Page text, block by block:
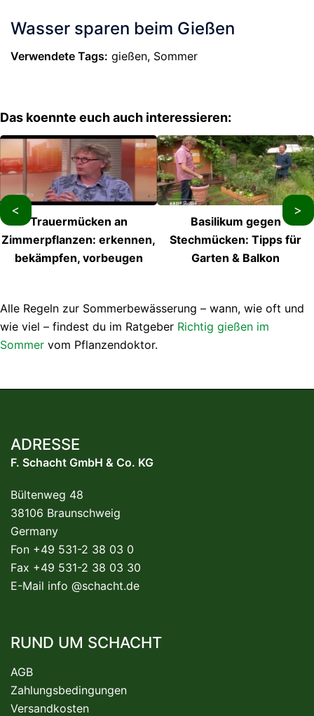
Wasser sparen beim Gießen
Verwendete Tags: gießen, Sommer
Das koennte euch auch interessieren:
Trauermücken an
Zimmerpflanzen: erkennen,
bekämpfen, vorbeugen
Basilikum gegen
Stechmücken: Tipps für
Garten & Balkon
< >
Alle Regeln zur Sommerbewässerung – wann, wie oft und
wie viel – findest du im Ratgeber Richtig gießen im
Sommer vom Pflanzendoktor.
ADRESSE
F. Schacht GmbH & Co. KG
Bültenweg 48
38106 Braunschweig
Germany
Fon +49 531-2 38 03 0
Fax +49 531-2 38 03 30
E-Mail info @schacht.de
RUND UM SCHACHT
AGB
Zahlungsbedingungen
Versandkosten